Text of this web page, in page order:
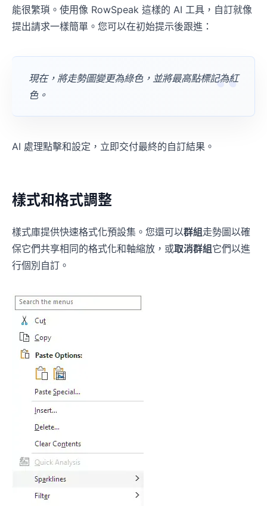
能很繁瑣。使用像 RowSpeak 這樣的 AI 工具，自訂就像
提出請求一樣簡單。您可以在初始提示後跟進：
現在，將走勢圖變更為綠色，並將最高點標記為紅
色。
AI 處理點擊和設定，立即交付最終的自訂結果。
樣式和格式調整
樣式庫提供快速格式化預設集。您還可以群組 走勢圖以確
保它們共享相同的格式化和軸縮放，或取消群組 它們以進
行個別自訂。